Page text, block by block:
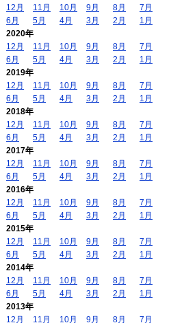
12月
11月 10月 9月 8月
7月
6月
5月 4月 3月 2月
1月
2020年
12月
11月 10月 9月 8月
7月
6月
5月 4月 3月 2月
1月
2019年
12月
11月 10月 9月 8月
7月
6月
5月 4月 3月 2月
1月
2018年
12月
11月 10月 9月 8月
7月
6月
5月 4月 3月 2月
1月
2017年
12月
11月 10月 9月 8月
7月
6月
5月 4月 3月 2月
1月
2016年
12月
11月 10月 9月 8月
7月
6月
5月 4月 3月 2月
1月
2015年
12月
11月 10月 9月 8月
7月
6月
5月 4月 3月 2月
1月
2014年
12月
11月 10月 9月 8月
7月
6月
5月 4月 3月 2月
1月
2013年
12月
11月 10月 9月 8月 7月